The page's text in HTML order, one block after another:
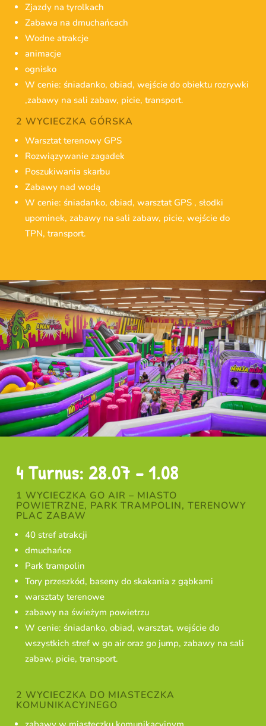
Zjazdy na tyrolkach
Zabawa na dmuchańcach
Wodne atrakcje
animacje
ognisko
W cenie: śniadanko, obiad, wejście do obiektu rozrywki
,zabawy na sali zabaw, picie, transport.
2 WYCIECZKA GÓRSKA
Warsztat terenowy GPS
Rozwiązywanie zagadek
Poszukiwania skarbu
Zabawy nad wodą
W cenie: śniadanko, obiad, warsztat GPS , słodki
upominek, zabawy na sali zabaw, picie, wejście do
TPN, transport.
4 Turnus: 28.07 – 1.08
1 WYCIECZKA GO AIR – MIASTO
POWIETRZNE, PARK TRAMPOLIN, TERENOWY
PLAC ZABAW
40 stref atrakcji
dmuchańce
Park trampolin
Tory przeszkód, baseny do skakania z gąbkami
warsztaty terenowe
zabawy na świeżym powietrzu
W cenie: śniadanko, obiad, warsztat, wejście do
wszystkich stref w go air oraz go jump, zabawy na sali
zabaw, picie, transport.
2 WYCIECZKA DO MIASTECZKA
KOMUNIKACYJNEGO